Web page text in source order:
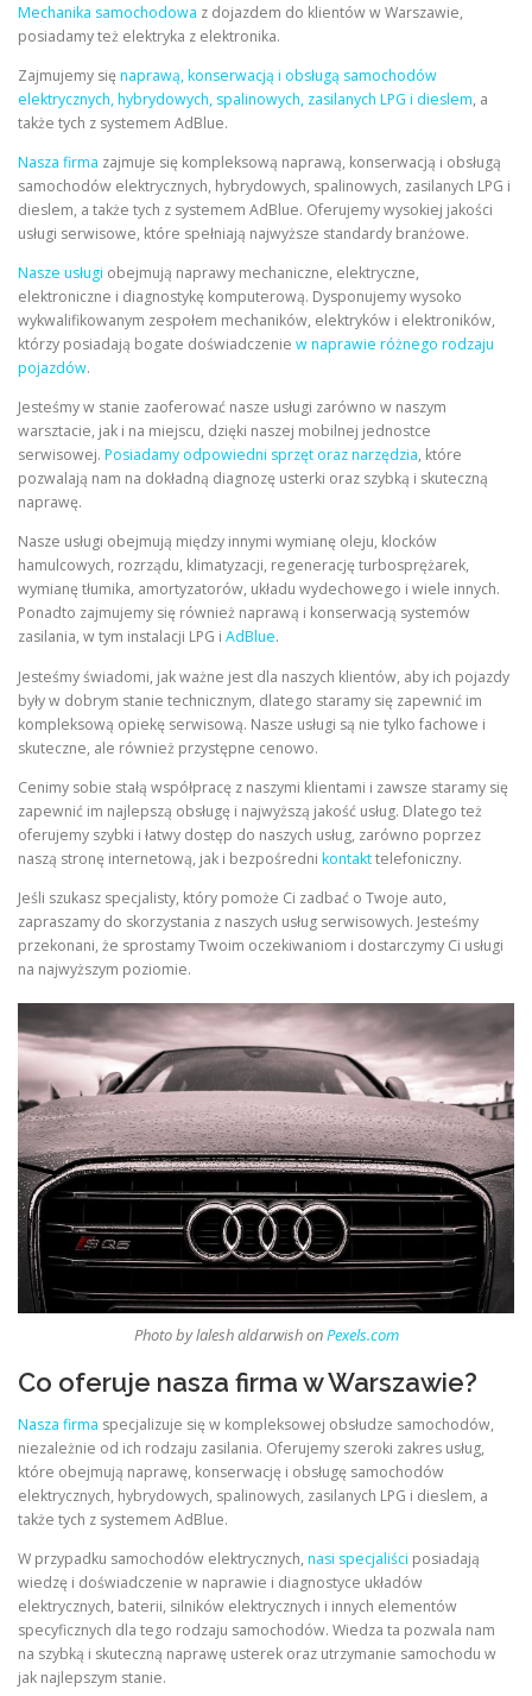
Mechanika samochodowa z dojazdem do klientów w Warszawie,
posiadamy też elektryka z elektronika.
Zajmujemy sięnaprawą, konserwacją i obsługą samochodów
elektrycznych, hybrydowych, spalinowych, zasilanych LPG i dieslem, a
także tych z systemem AdBlue.
Nasza firma zajmuje się kompleksową naprawą, konserwacją i obsługą
samochodów elektrycznych, hybrydowych, spalinowych, zasilanych LPG i
dieslem, a także tych z systemem AdBlue. Oferujemy wysokiej jakości
usługi serwisowe, które spełniają najwyższe standardy branżowe.
Nasze usługi obejmują naprawy mechaniczne, elektryczne,
elektroniczne i diagnostykę komputerową. Dysponujemy wysoko
wykwalifikowanym zespołem mechaników, elektryków i elektroników,
którzy posiadają bogate doświadczenie w naprawie różnego rodzaju
pojazdów.
Jesteśmy w stanie zaoferować nasze usługi zarówno w naszym
warsztacie, jak i na miejscu, dzięki naszej mobilnej jednostce
serwisowej. Posiadamy odpowiedni sprzęt oraz narzędzia, które
pozwalają nam na dokładną diagnozę usterki oraz szybką i skuteczną
naprawę.
Nasze usługi obejmują między innymi wymianę oleju, klocków
hamulcowych, rozrządu, klimatyzacji, regenerację turbosprężarek,
wymianę tłumika, amortyzatorów, układu wydechowego i wiele innych.
Ponadto zajmujemy się również naprawą i konserwacją systemów
zasilania, w tym instalacji LPG i AdBlue.
Jesteśmy świadomi, jak ważne jest dla naszych klientów, aby ich pojazdy
były w dobrym stanie technicznym, dlatego staramy się zapewnić im
kompleksową opiekę serwisową. Nasze usługi są nie tylko fachowe i
skuteczne, ale również przystępne cenowo.
Cenimy sobie stałą współpracę z naszymi klientami i zawsze staramy się
zapewnić im najlepszą obsługę i najwyższą jakość usług. Dlatego też
oferujemy szybki i łatwy dostęp do naszych usług, zarówno poprzez
naszą stronę internetową, jak i bezpośredni kontakttelefoniczny.
Jeśli szukasz specjalisty, który pomoże Ci zadbać o Twoje auto,
zapraszamy do skorzystania z naszych usług serwisowych. Jesteśmy
przekonani, że sprostamy Twoim oczekiwaniom i dostarczymy Ci usługi
na najwyższym poziomie.
Photo by lalesh aldarwish onPexels.com
Co oferuje nasza firma w Warszawie?
Nasza firma specjalizuje się w kompleksowej obsłudze samochodów,
niezależnie od ich rodzaju zasilania. Oferujemy szeroki zakres usług,
które obejmują naprawę, konserwację i obsługę samochodów
elektrycznych, hybrydowych, spalinowych, zasilanych LPG i dieslem, a
także tych z systemem AdBlue.
W przypadku samochodów elektrycznych, nasi specjaliści posiadają
wiedzę i doświadczenie w naprawie i diagnostyce układów
elektrycznych, baterii, silników elektrycznych i innych elementów
specyficznych dla tego rodzaju samochodów. Wiedza ta pozwala nam
na szybką i skuteczną naprawę usterek oraz utrzymanie samochodu w
jak najlepszym stanie.